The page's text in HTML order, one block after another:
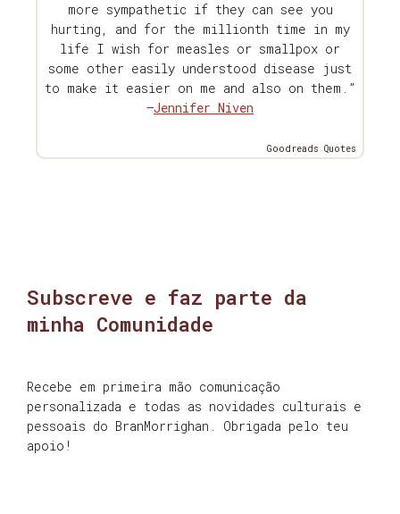
more sympathetic if they can see you
hurting, and for the millionth time in my
life I wish for measles or smallpox or
some other easily understood disease just
to make it easier on me and also on them.”
—Jennifer Niven
Goodreads Quotes
Subscreve e faz parte da
minha Comunidade
Recebe em primeira mão comunicação
personalizada e todas as novidades culturais e
pessoais do BranMorrighan. Obrigada pelo teu
apoio!